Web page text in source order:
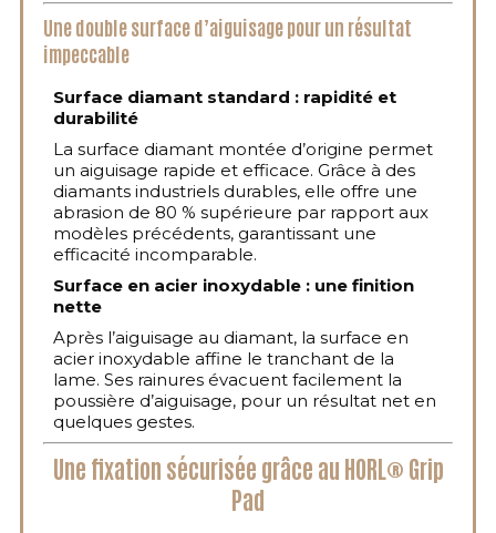
Une double surface d’aiguisage pour un résultat
impeccable
Surface diamant standard : rapidité et
durabilité
La surface diamant montée d’origine permet
un aiguisage rapide et efficace. Grâce à des
diamants industriels durables, elle offre une
abrasion de 80 % supérieure par rapport aux
modèles précédents, garantissant une
efficacité incomparable.
Surface en acier inoxydable : une finition
nette
Après l’aiguisage au diamant, la surface en
acier inoxydable affine le tranchant de la
lame. Ses rainures évacuent facilement la
poussière d’aiguisage, pour un résultat net en
quelques gestes.
Une fixation sécurisée grâce au HORL® Grip
Pad